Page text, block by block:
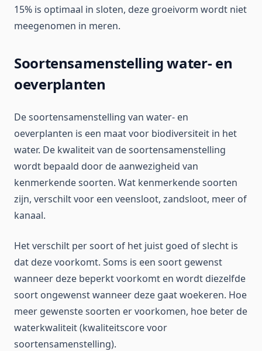
15% is optimaal in sloten, deze groeivorm wordt niet
meegenomen in meren.
Soortensamenstelling water- en
oeverplanten
De soortensamenstelling van water- en
oeverplanten is een maat voor biodiversiteit in het
water. De kwaliteit van de soortensamenstelling
wordt bepaald door de aanwezigheid van
kenmerkende soorten. Wat kenmerkende soorten
zijn, verschilt voor een veensloot, zandsloot, meer of
kanaal.
Het verschilt per soort of het juist goed of slecht is
dat deze voorkomt. Soms is een soort gewenst
wanneer deze beperkt voorkomt en wordt diezelfde
soort ongewenst wanneer deze gaat woekeren. Hoe
meer gewenste soorten er voorkomen, hoe beter de
waterkwaliteit (kwaliteitscore voor
soortensamenstelling).